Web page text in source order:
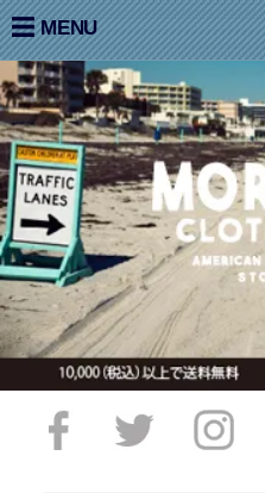
大阪高槻,国産ジーンズ,アメカジ,
ボ,WORKERS,ワーカーズ
MENU